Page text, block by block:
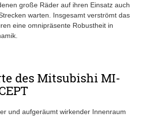
große Räder auf ihren Einsatz auch
warten. Insgesamt verströmt das
eine omnipräsente Robustheit in
des Mitsubishi MI-
und aufgeräumt wirkender Innenraum